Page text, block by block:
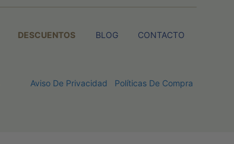
DESCUENTOS BLOG CONTACTO
Aviso De Privacidad Políticas De Compra